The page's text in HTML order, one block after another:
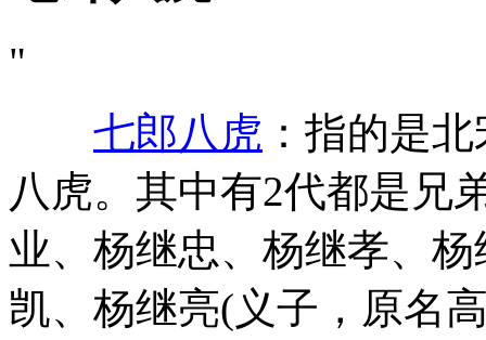
"
七郎八虎 ：指的是
八虎。其中有2代都是兄
业、杨继忠、杨继孝、
凯、杨继亮(义子，原名